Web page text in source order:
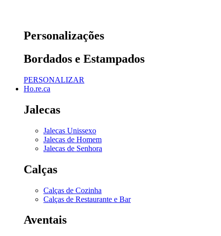
Personalizações
Bordados e Estampados
PERSONALIZAR
Ho.re.ca
Jalecas
Jalecas Unissexo
Jalecas de Homem
Jalecas de Senhora
Calças
Calças de Cozinha
Calças de Restaurante e Bar
Aventais